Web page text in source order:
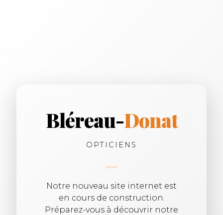
Bléreau-Donat
OPTICIENS
Notre nouveau site internet est
en cours de construction.
Préparez-vous à découvrir notre